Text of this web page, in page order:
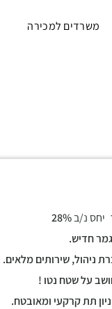
משרדים למכירה
יחס נ/ב